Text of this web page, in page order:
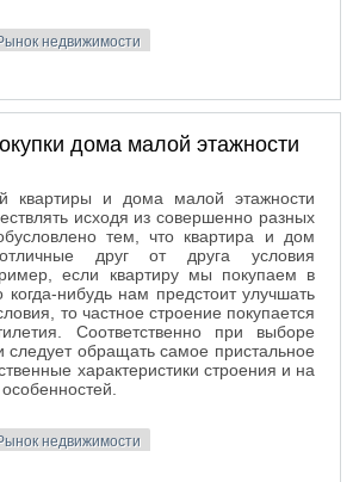
недвижимости
дома малой этажности
квартиры и дома малой этажности
исходя из совершенно разных
тем, что квартира и дом
друг от друга условия
если квартиру мы покупаем в
когда-нибудь нам предстоит улучшать
то частное строение покупается
Соответственно при выборе
следует обращать самое пристальное
характеристики строения и на
недвижимости